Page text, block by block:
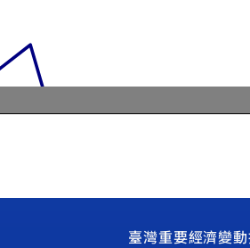
臺灣重要經濟變